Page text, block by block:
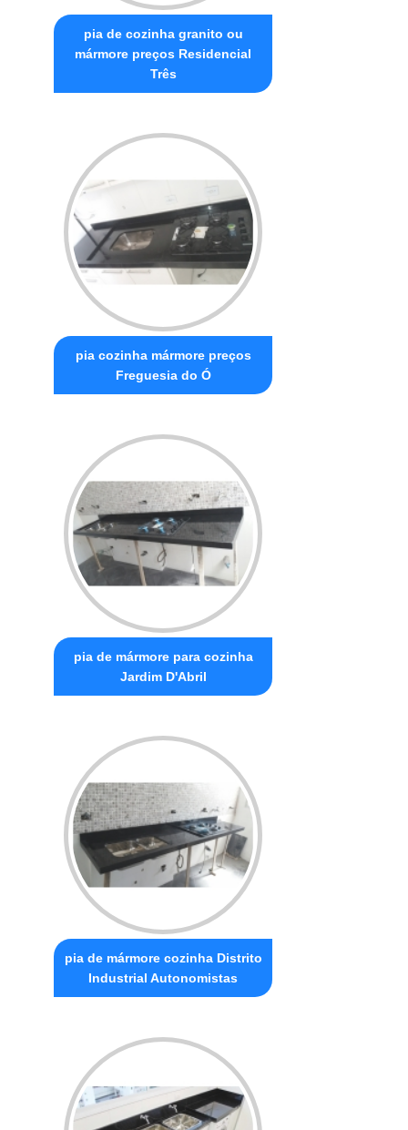
pia de cozinha granito ou
mármore preços Residencial
Três
pia cozinha mármore preços
Freguesia do Ó
pia de mármore para cozinha
Jardim D'Abril
pia de mármore cozinha Distrito
Industrial Autonomistas